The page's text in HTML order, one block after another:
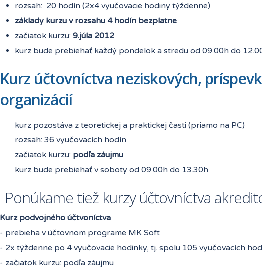
rozsah: 20 hodín (2x4 vyučovacie hodiny týždenne)
základy kurzu v rozsahu 4 hodín bezplatne
začiatok kurzu: 9.júla 2012
kurz bude prebiehať každý pondelok a stredu od 09.00h do
Kurz účtovníctva neziskových,
organizácií
kurz pozostáva z teoretickej a praktickej časti (priamo na PC)
rozsah: 36 vyučovacích hodín
začiatok kurzu: podľa záujmu
kurz bude prebiehať v soboty od 09.00h do 13.30h
Ponúkame tiež kurzy účtovníctva
Kurz podvojného účtvoníctva
- prebieha v účtovnom programe MK Soft
- 2x týždenne po 4 vyučovacie hodinky, tj. spolu 105 vyučovacích
- začiatok kurzu: podľa záujmu